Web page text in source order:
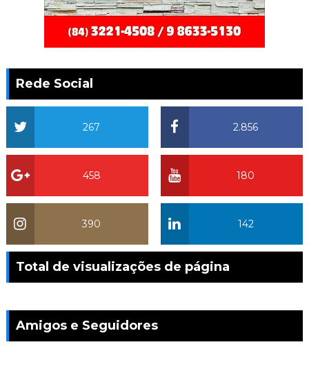
Rede Social
2.856
267
180
458
142
390
Total de visualizações de página
Amigos e Seguidores